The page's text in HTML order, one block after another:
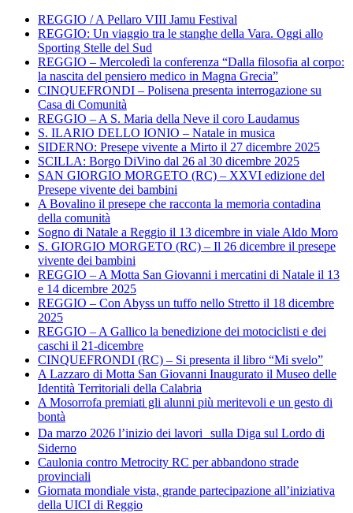
REGGIO / A Pellaro VIII Jamu Festival
REGGIO: Un viaggio tra le stanghe della Vara. Oggi allo
Sporting Stelle del Sud
REGGIO – Mercoledì la conferenza “Dalla filosofia al corpo:
la nascita del pensiero medico in Magna Grecia”
CINQUEFRONDI – Polisena presenta interrogazione su
Casa di Comunità
REGGIO – A S. Maria della Neve il coro Laudamus
S. ILARIO DELLO IONIO – Natale in musica
SIDERNO: Presepe vivente a Mirto il 27 dicembre 2025
SCILLA: Borgo DiVino dal 26 al 30 dicembre 2025
SAN GIORGIO MORGETO (RC) – XXVI edizione del
Presepe vivente dei bambini
A Bovalino il presepe che racconta la memoria contadina
della comunità
Sogno di Natale a Reggio il 13 dicembre in viale Aldo Moro
S. GIORGIO MORGETO (RC) – Il 26 dicembre il presepe
vivente dei bambini
REGGIO – A Motta San Giovanni i mercatini di Natale il 13
e 14 dicembre 2025
REGGIO – Con Abyss un tuffo nello Stretto il 18 dicembre
2025
REGGIO – A Gallico la benedizione dei motociclisti e dei
caschi il 21-dicembre
CINQUEFRONDI (RC) – Si presenta il libro “Mi svelo”
A Lazzaro di Motta San Giovanni Inaugurato il Museo delle
Identità Territoriali della Calabria
A Mosorrofa premiati gli alunni più meritevoli e un gesto di
bontà
Da marzo 2026 l’inizio dei lavori sulla Diga sul Lordo di
Siderno
Caulonia contro Metrocity RC per abbandono strade
provinciali
Giornata mondiale vista, grande partecipazione all’iniziativa
della UICI di Reggio